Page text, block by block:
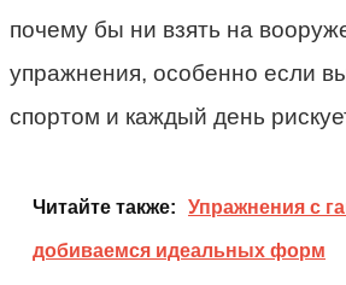
почему бы ни взять на
упражнения, особенно если
спортом и каждый день
Читайте также: Упражнения с
добиваемся идеальных форм